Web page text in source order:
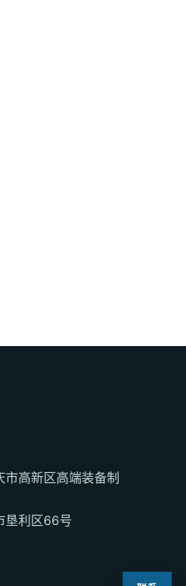
市高新区高端装备制
垦利区66号